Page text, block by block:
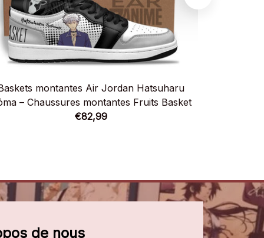
montantes Air Jordan Hatsuharu
– Chaussures montantes Fruits Basket
€82,99
de nous